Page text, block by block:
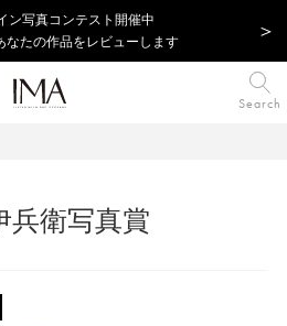
ン写真コンテスト開催中
なたの作品をレビューします
Search
兵衛写真賞